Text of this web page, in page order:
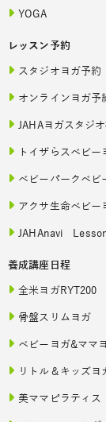
YOGA
レッスン予約
スタジオヨガ予約
オンラインヨガ予
JAHAヨガスタジ
トイザらスベビー
ベビーパークベビ
アクサ生命ベビー
JAHAnavi
養成講座日程
全米ヨガRYT200
骨盤スリムヨガ
ベビーヨガ&ママ
リトル＆キッズヨ
美ママピラティス